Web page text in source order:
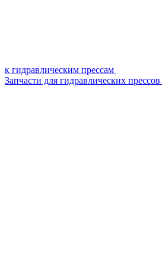
к гидравлическим прессам
Запчасти для гидравлических прессов